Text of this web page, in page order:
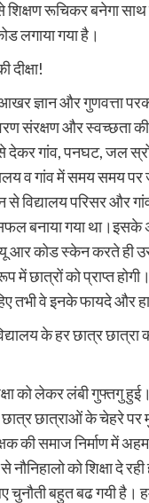
रूचिकर बनेगा साथ
लगाया गया है।
ज्ञान और गुणवत्ता
संरक्षण और स्वच्छता की
से देकर गांव, पनघट, जल
व गांव में समय समय
विद्यालय परिसर और गांव
बनाया गया था।इसके
आर कोड स्केन करते ही
छात्रों को प्राप्त
तभी वे इनके फायदे और
के हर छात्र
को लेकर लंबी गुफ्तगु
छात्र छात्राओं के चेहरे
की समाज निर्माण में
नौनिहालो को शिक्षा दे
चुनौती बहुत बढ गयी